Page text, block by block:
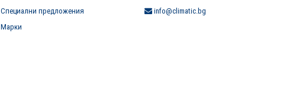
Специални предложения
Марки
info@climatic.bg